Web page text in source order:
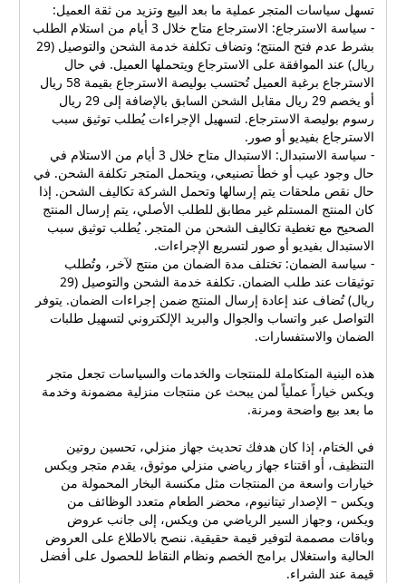
تسهل سياسات المتجر عملية ما بعد البيع وتزيد من ثقة العميل:
- سياسة الاسترجاع: الاسترجاع متاح خلال 3 أيام من استلام الطلب
بشرط عدم فتح المنتج؛ وتضاف تكلفة خدمة الشحن والتوصيل (29
ريال) عند الموافقة على الاسترجاع ويتحملها العميل. في حال
الاسترجاع برغبة العميل تُحتسب بوليصة الاسترجاع بقيمة 58 ريال
أو يخصم 29 ريال مقابل الشحن السابق بالإضافة إلى 29 ريال
رسوم بوليصة الاسترجاع. لتسهيل الإجراءات يُطلب توثيق سبب
الاسترجاع بفيديو أو صور.
- سياسة الاستبدال: الاستبدال متاح خلال 3 أيام من الاستلام في
حال وجود عيب أو خطأ تصنيعي، ويتحمل المتجر تكلفة الشحن. في
حال نقص ملحقات يتم إرسالها وتحمل الشركة تكاليف الشحن. إذا
كان المنتج المستلم غير مطابق للطلب الأصلي، يتم إرسال المنتج
الصحيح مع تغطية تكاليف الشحن من المتجر. يُطلب توثيق سبب
الاستبدال بفيديو أو صور لتسريع الإجراءات.
- سياسة الضمان: تختلف مدة الضمان من منتج لآخر، وتُطلب
توثيقات عند طلب الضمان. تكلفة خدمة الشحن والتوصيل (29
ريال) تُضاف عند إعادة إرسال المنتج ضمن إجراءات الضمان. يتوفر
التواصل عبر واتساب والجوال والبريد الإلكتروني لتسهيل طلبات
الضمان والاستفسارات.
هذه البنية المتكاملة للمنتجات والخدمات والسياسات تجعل متجر
ويكس خياراً عملياً لمن يبحث عن منتجات منزلية مضمونة وخدمة
ما بعد بيع واضحة ومرنة.
في الختام، إذا كان هدفك تحديث جهاز منزلي، تحسين روتين
التنظيف، أو اقتناء جهاز رياضي منزلي موثوق، يقدم متجر ويكس
خيارات واسعة من المنتجات مثل مكنسة البخار المحمولة من
ويكس – الإصدار تيتانيوم، محضر الطعام متعدد الوظائف من
ويكس، وجهاز السير الرياضي من ويكس، إلى جانب عروض
وباقات مصممة لتوفير قيمة حقيقية. ننصح بالاطلاع على العروض
الحالية واستغلال برامج الخصم ونظام النقاط للحصول على أفضل
قيمة عند الشراء.